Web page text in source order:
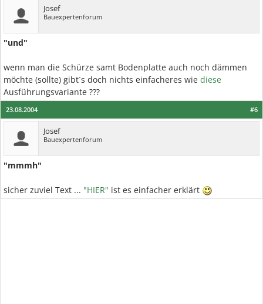
Josef
Bauexpertenforum
"und"
wenn man die Schürze samt Bodenplatte auch noch dämmen
möchte (sollte) gibt´s doch nichts einfacheres wie diese
Ausführungsvariante ???
#6
23.08.2004
Josef
Bauexpertenforum
"mmmh"
sicher zuviel Text ... "HIER" ist es einfacher erklärt